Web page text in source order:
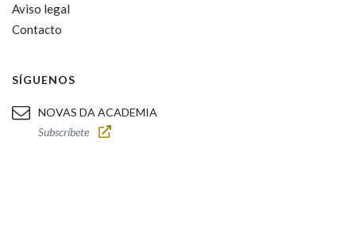
Aviso legal
Contacto
SÍGUENOS
NOVAS DA ACADEMIA
Subscríbete